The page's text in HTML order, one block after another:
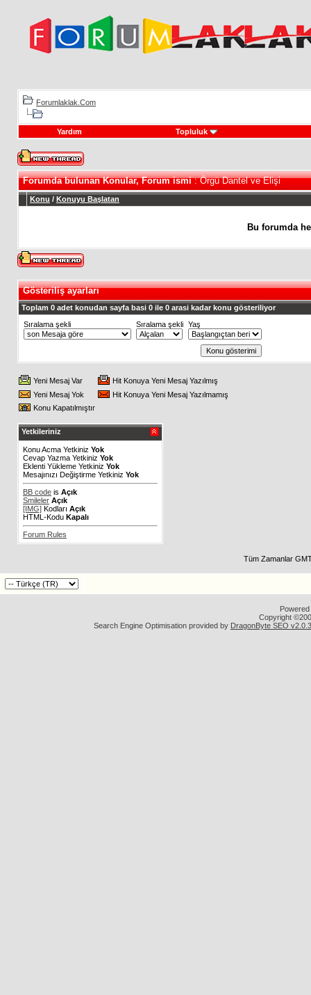
Forumlaklak.Com
Yardım Topluluk
Forumda bulunan Konular, Forum ismi: Örgü Dantel ve Elişi
Konu / Konuyu Başlatan
Bu forumda
Gösteriliş ayarları
Toplam 0 adet konudan sayfa basi 0 ile 0 arasi kadar konu gösteriliyor
Sıralama şekli
Sıralama şekli Yaş
Yeni Mesaj Var
Hit Konuya Yeni Mesaj Yazılmış
Yeni Mesaj Yok
Hit Konuya Yeni Mesaj Yazılmamış
Konu Kapatılmıştır
Yetkileriniz
Konu Acma Yetkiniz Yok
Cevap Yazma Yetkiniz Yok
Eklenti Yükleme Yetkiniz Yok
Mesajınızı Değiştirme Yetkiniz Yok
BB code is Açık
Smileler Açık
[IMG] Kodları Açık
HTML-Kodu Kapalı
Forum Rules
Tüm Zamanlar
Copyright
Search Engine Optimisation provided by DragonByte SEO